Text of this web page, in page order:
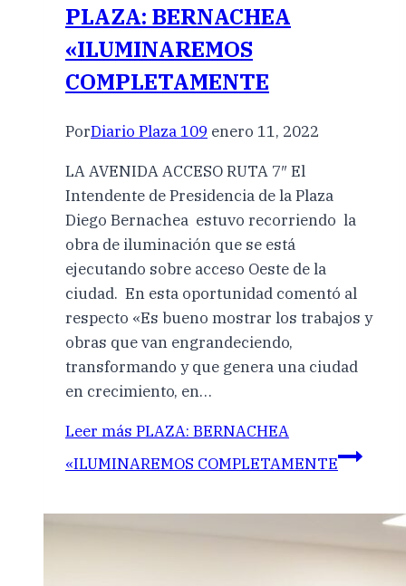
PLAZA: BERNACHEA
«ILUMINAREMOS
COMPLETAMENTE
PorDiario Plaza 109 enero 11, 2022
LA AVENIDA ACCESO RUTA 7″ El
Intendente de Presidencia de la Plaza
Diego Bernachea estuvo recorriendo la
obra de iluminación que se está
ejecutando sobre acceso Oeste de la
ciudad. En esta oportunidad comentó al
respecto «Es bueno mostrar los trabajos y
obras que van engrandeciendo,
transformando y que genera una ciudad
en crecimiento, en…
Leer más PLAZA: BERNACHEA
«ILUMINAREMOS COMPLETAMENTE